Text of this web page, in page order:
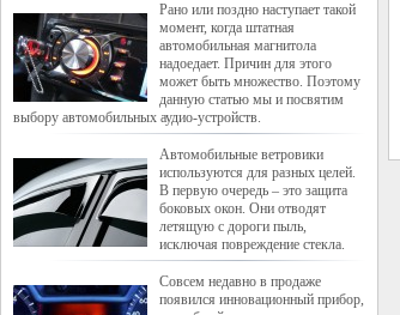
Рано или поздно наступает такой
момент, когда штатная
автомобильная магнитола
надоедает. Причин для этого
может быть множество. Поэтому
данную статью мы и посвятим
выбору автомобильных аудио-устройств.
Автомобильные ветровики
используются для разных целей.
В первую очередь – это защита
боковых окон. Они отводят
летящую с дороги пыль,
исключая повреждение стекла.
Совсем недавно в продаже
появился инновационный прибор,